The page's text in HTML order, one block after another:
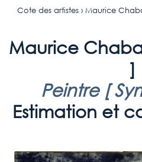
Cote des artistes› Maurice
Maurice
]
Peintre [
Estimation et